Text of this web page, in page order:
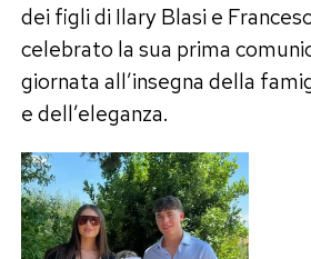
dei figli di Ilary Blasi e
celebrato la sua prima
giornata all’insegna della
e dell’eleganza.